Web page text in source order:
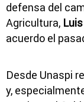
defensa del
Agricultura,
acuerdo el
Desde Unaspi
y,